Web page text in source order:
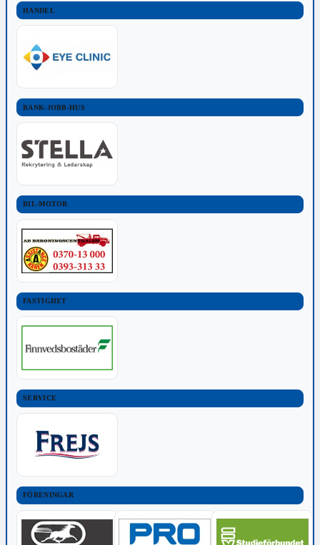
HANDEL
BANK-JOBB-HUS
BIL-MOTOR
FASTIGHET
SERVICE
FÖRENINGAR